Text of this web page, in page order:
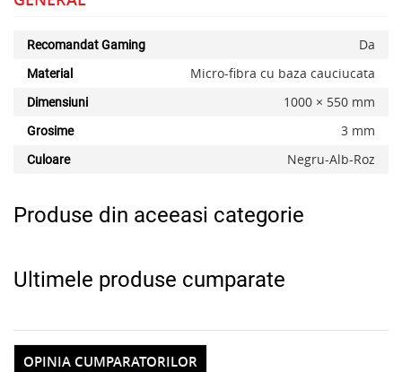
Recomandat Gaming Da
Material Micro-fibra cu baza cauciucata
Dimensiuni 1000 × 550 mm
Grosime 3 mm
Culoare Negru-Alb-Roz
Produse din aceeasi categorie
Ultimele produse cumparate
OPINIA CUMPARATORILOR
x